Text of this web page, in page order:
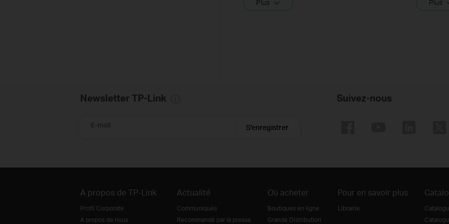
Plus Plus
Newsletter TP-Link
E-mail S'enregistrer
Suivez-nous
A propos de TP-Link
Profil Corporate
A propos de nous
Actualité
Communiqués
Recommandé par la presse
Où acheter
Boutiques en ligne
Grande Distribution
Pour en savoir plus
Librairie